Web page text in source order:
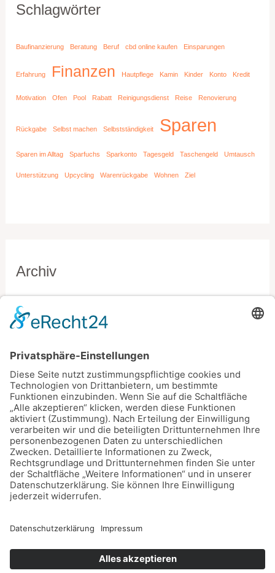
Schlagwörter
Baufinanzierung Beratung Beruf cbd online kaufen Einsparungen
Erfahrung Finanzen Hautpflege Kamin Kinder Konto Kredit
Motivation Ofen Pool Rabatt Reinigungsdienst Reise Renovierung
Rückgabe Selbst machen Selbstständigkeit Sparen
Sparen im Alltag Sparfuchs Sparkonto Tagesgeld Taschengeld Umtausch
Unterstützung Upcycling Warenrückgabe Wohnen Ziel
Archiv
Copyright © 2026 Dein Sparschwein